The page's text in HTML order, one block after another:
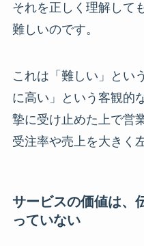
それを正しく理解して
難しいのです。
これは「難しい」とい
に高い」という客観的
摯に受け止めた上で営
受注率や売上を大きく
サービスの価値は、
っていない